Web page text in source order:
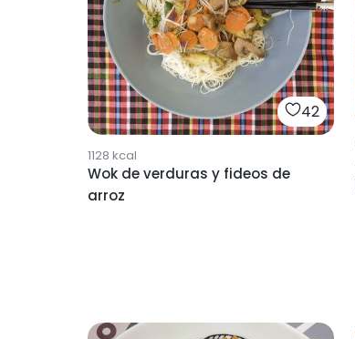
42
1128 kcal
Wok de verduras y fideos de
arroz